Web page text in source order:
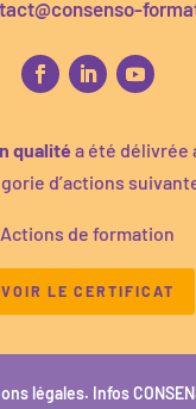
qualité a été délivrée
d’actions
Actions de formation
VOIR LE CERTIFICAT
légales. Infos